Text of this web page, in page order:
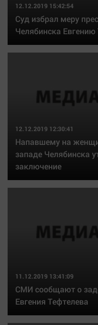
12.12.2019 15:42:54
Суд избрал меру
Челябинска Евгению
12.12.2019 12:30:41
Напавшему на
западе Челябинска
заключение
11.12.2019 13:41:09
СМИ сообщают о
Евгения Тефтелева